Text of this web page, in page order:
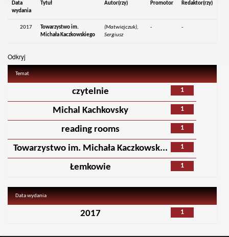
Data
wydania
Tytuł Autor(rzy) Promotor Redaktor(rzy)
2017
Towarzystwo im.
Michała Kaczkowskiego
(Matwiejczuk),
Sergiusz
- -
Odkryj
Temat
1
czytelnie
1
Michal Kachkovsky
1
reading rooms
1
Towarzystwo im. Michała Kaczkowsk...
1
Łemkowie
Data wydania
1
2017